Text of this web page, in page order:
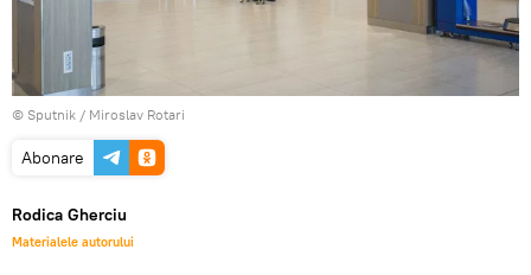
© Sputnik / Miroslav Rotari
Abonare
Rodica Gherciu
Materialele autorului